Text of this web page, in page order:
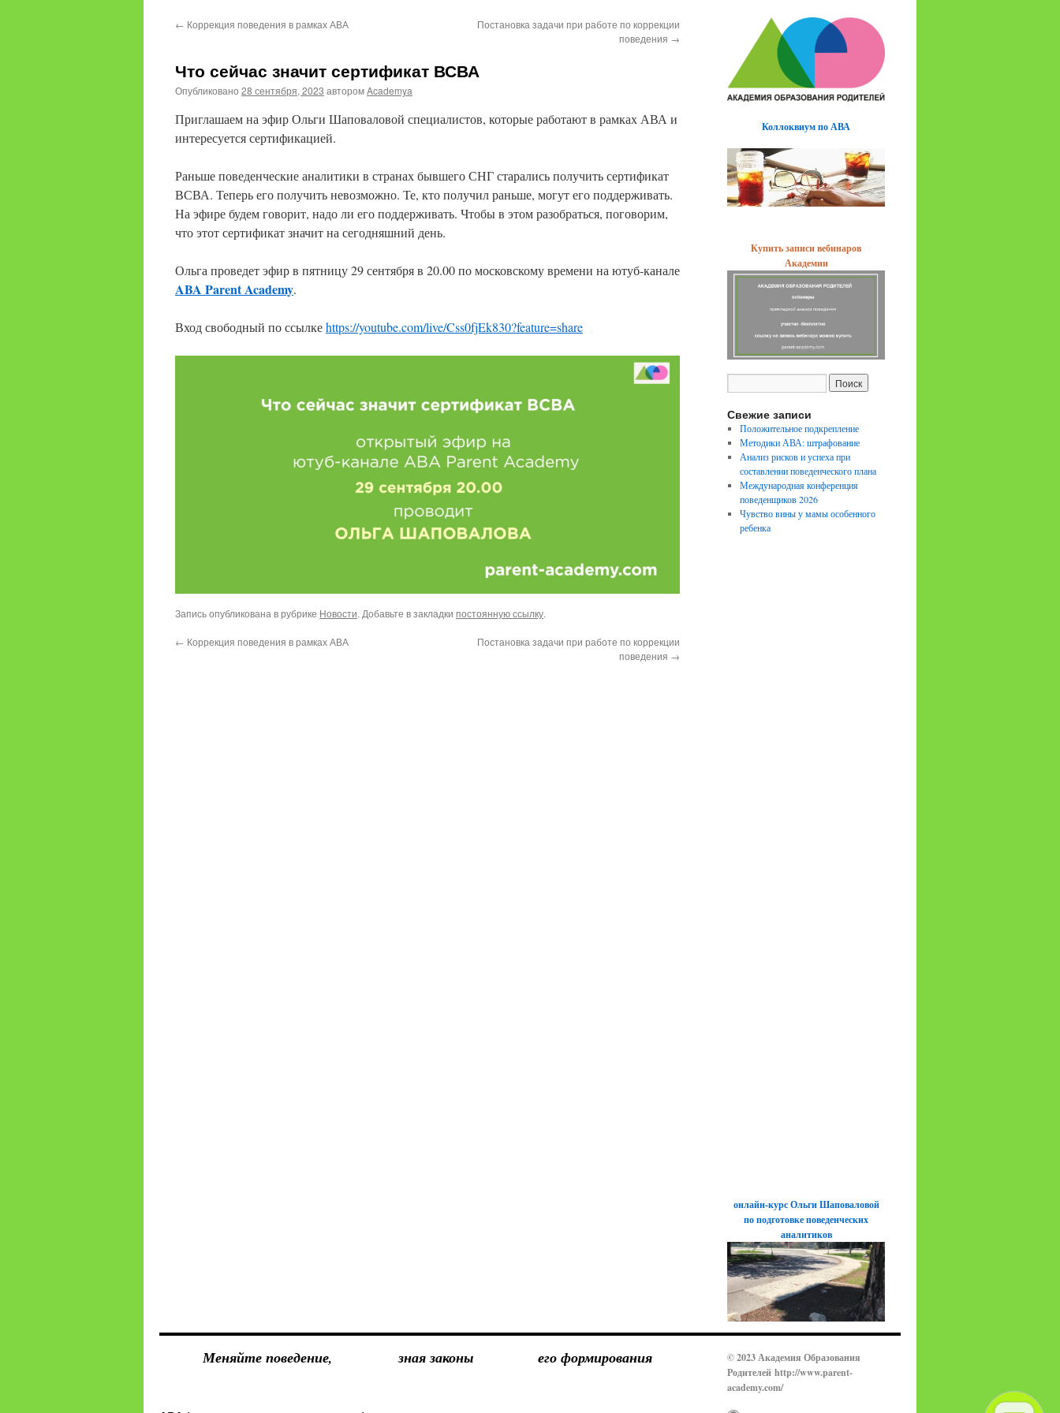
← Коррекция поведения в рамках АВА
Постановка задачи при работе по коррекции
поведения →
Что сейчас значит сертификат ВСВА
Опубликовано 28 сентября, 2023 авторомAcademya
Приглашаем на эфир Ольги Шаповаловой специалистов, которые работают в рамках АВА и
интересуется сертификацией.
Раньше поведенческие аналитики в странах бывшего СНГ старались получить сертификат
ВСВА. Теперь его получить невозможно. Те, кто получил раньше, могут его поддерживать.
На эфире будем говорит, надо ли его поддерживать. Чтобы в этом разобраться, поговорим,
что этот сертификат значит на сегодняшний день.
Ольга проведет эфир в пятницу 29 сентября в 20.00 по московскому времени на ютуб-канале
ABA Parent Academy.
Вход свободный по ссылкеhttps://youtube.com/live/Css0fjEk830?feature=share
Запись опубликована в рубрике Новости. Добавьте в закладки постоянную ссылку.
← Коррекция поведения в рамках АВА
Постановка задачи при работе по коррекции
поведения →
Коллоквиум по АВА
Купить записи вебинаров
Академии
Свежие записи
Положительное подкрепление
Методики АВА: штрафование
Анализ рисков и успеха при
составлении поведенческого плана
Международная конференция
поведенщиков 2026
Чувство вины у мамы особенного
ребенка
онлайн-курс Ольги Шаповаловой
по подготовке поведенческих
аналитиков
Меняйте поведение, зная законы его формирования
© 2023 Академия Образования
Родителей http://www.parent-
academy.com/